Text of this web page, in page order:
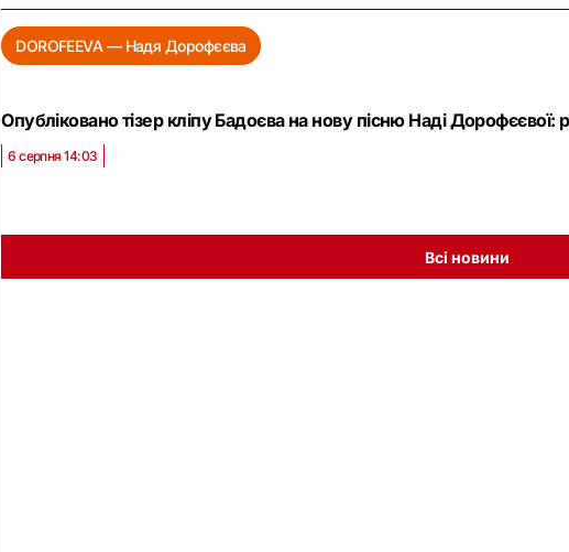
DOROFEEVA — Надя Дорофєєва
Опубліковано тізер кліпу Бадоєва на нову пісню Наді Дорофєєвої:
6 серпня 14:03
Всі новини